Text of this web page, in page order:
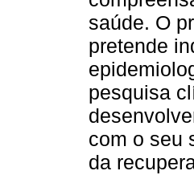
saúde. O
pretende
pesquisa
com o seu
da